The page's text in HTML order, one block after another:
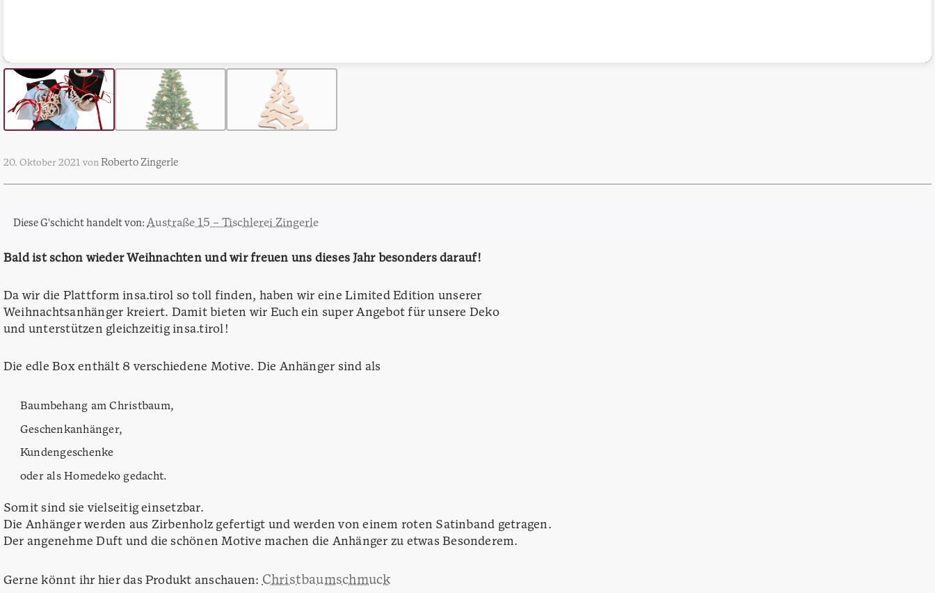
20. Oktober 2021 von Roberto Zingerle
Diese G'schicht handelt von: Austraße 15 – Tischlerei Zingerle
Bald ist schon wieder Weihnachten und wir freuen uns dieses Jahr besonders darauf!
Da wir die Plattform insa.tirol so toll finden, haben wir eine Limited Edition unserer
Weihnachtsanhänger kreiert. Damit bieten wir Euch ein super Angebot für unsere Deko
und unterstützen gleichzeitig insa.tirol!
Die edle Box enthält 8 verschiedene Motive. Die Anhänger sind als
Baumbehang am Christbaum,
Geschenkanhänger,
Kundengeschenke
oder als Homedeko gedacht.
Somit sind sie vielseitig einsetzbar.
Die Anhänger werden aus Zirbenholz gefertigt und werden von einem roten Satinband getragen.
Der angenehme Duft und die schönen Motive machen die Anhänger zu etwas Besonderem.
Gerne könnt ihr hier das Produkt anschauen: Christbaumschmuck